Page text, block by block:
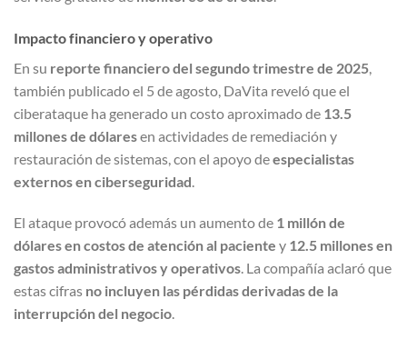
Impacto financiero y operativo
En su reporte financiero del segundo trimestre de 2025
también publicado el 5 de agosto, DaVita reveló que el
ciberataque ha generado un costo aproximado de 13.5
millones de dólaresen actividades de remediación y
restauración de sistemas, con el apoyo deespecialistas
externos en ciberseguridad
El ataque provocó además un aumento de 1 millón de
dólares en costos de atención al paciente y 12.5 millones en
gastos administrativos y operativos. La compañía aclaró que
estas cifras no incluyen las pérdidas derivadas de la
interrupción del negocio.